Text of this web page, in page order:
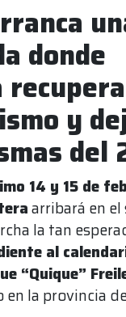
donde
y
del
14 y 15 de
arribará en
la tan
al
“Quique”
en la provincia